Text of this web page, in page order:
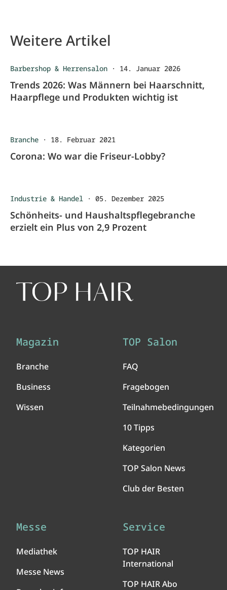
Weitere Artikel
Barbershop & Herrensalon · 14. Januar 2026
Trends 2026: Was Männern bei Haarschnitt,
Haarpflege und Produkten wichtig ist
Branche · 18. Februar 2021
Corona: Wo war die Friseur-Lobby?
Industrie & Handel · 05. Dezember 2025
Schönheits- und Haushaltspflegebranche
erzielt ein Plus von 2,9 Prozent
Magazin
Branche
Business
Wissen
TOP Salon
FAQ
Fragebogen
Teilnahmebedingungen
10 Tipps
Kategorien
TOP Salon News
Club der Besten
Messe
Mediathek
Messe News
Service
TOP HAIR
International
TOP HAIR Abo